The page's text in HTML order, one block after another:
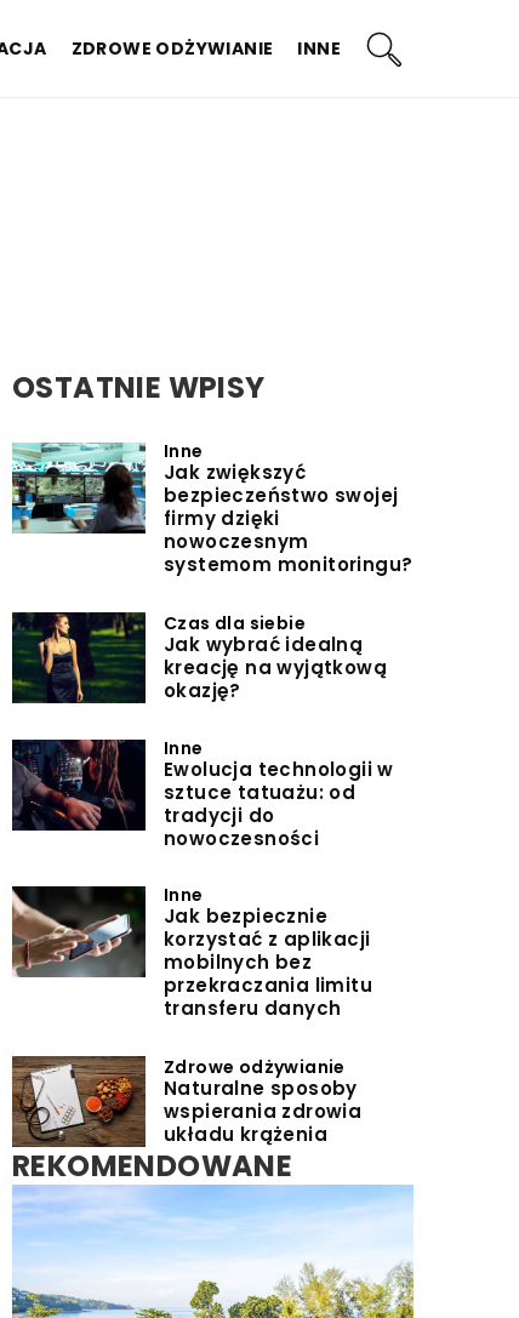
ZDROWE ODŻYWIANIE INNE
OSTATNIE WPISY
Inne
Jak zwiększyć
bezpieczeństwo swojej
firmy dzięki
nowoczesnym
systemom monitoringu?
Czas dla siebie
Jak wybrać idealną
kreację na wyjątkową
okazję?
Inne
Ewolucja technologii w
sztuce tatuażu: od
tradycji do
nowoczesności
Inne
Jak bezpiecznie
korzystać z aplikacji
mobilnych bez
przekraczania limitu
transferu danych
Zdrowe odżywianie
Naturalne sposoby
wspierania zdrowia
układu krążenia
REKOMENDOWANE